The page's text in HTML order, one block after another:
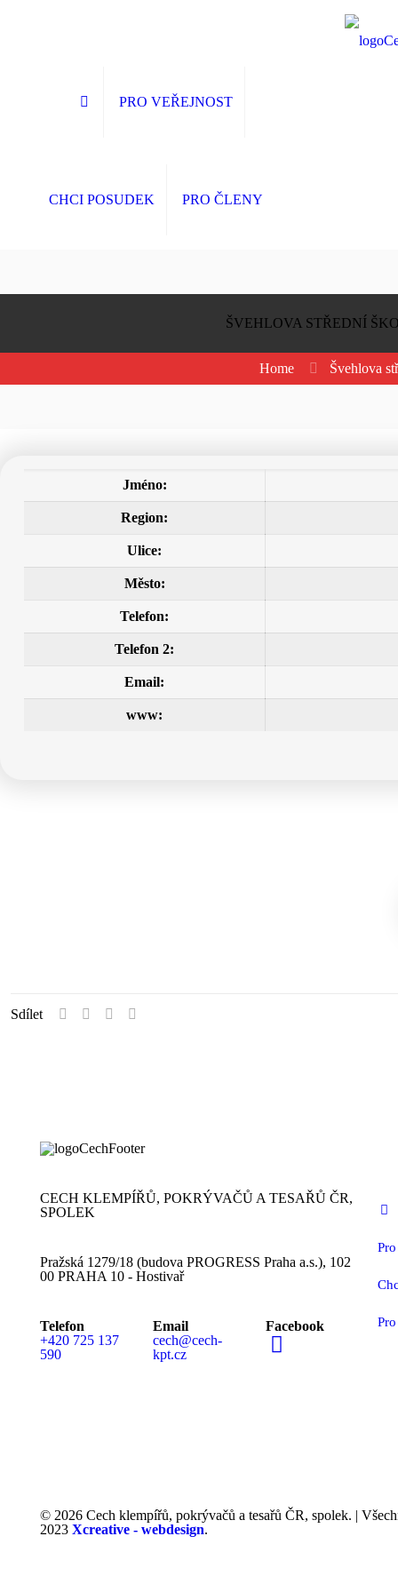
PRO VEŘEJNOST
CHCI POSUDEK PRO ČLENY
ŠVEHLOVA STŘEDNÍ
Home Švehlova
Jméno:
Region:
Ulice:
Město:
Telefon:
Telefon 2:
Email:
www:
Sdílet
CECH KLEMPÍŘŮ, POKRÝVAČŮ A TESAŘŮ ČR,
SPOLEK
Pražská 1279/18 (budova PROGRESS Praha a.s.), 102
00 PRAHA 10 - Hostivař
Telefon
+420 725 137
590
Email
cech@cech-
kpt.cz
Facebook
© 2026 Cech klempířů, pokrývačů a tesařů ČR, spolek. |
2023 Xcreative - webdesign.